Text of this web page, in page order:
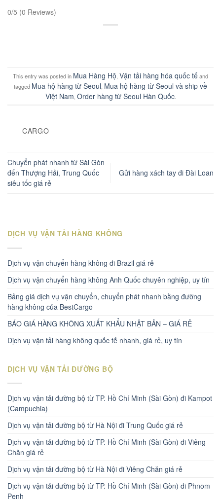
0/5 (0 Reviews)
This entry was posted in Mua Hàng Hộ Vận tải hàng hóa quốc tếand
tagged Mua hộ hàng từ Seoul Mua hộ hàng từ Seoul và ship về
Việt Nam Order hàng từ Seoul Hàn Quốc.
CARGO
Chuyển phát nhanh từ Sài Gòn
đến Thượng Hải, Trung Quốc
siêu tốc giá rẻ
Gửi hàng xách tay đi Đài Loan
DỊCH VỤ VẬN TẢI HÀNG KHÔNG
Dịch vụ vận chuyển hàng không đi Brazil giá rẻ
Dịch vụ vận chuyển hàng không Anh Quốc chuyên nghiệp, uy tín
Bảng giá dịch vụ vận chuyển, chuyển phát nhanh bằng đường
hàng không của BestCargo
BÁO GIÁ HÀNG KHÔNG XUẤT KHẨU NHẬT BẢN – GIÁ RẺ
Dịch vụ vận tải hàng không quốc tế nhanh, giá rẻ, uy tín
DỊCH VỤ VẬN TẢI ĐƯỜNG BỘ
Dịch vụ vận tải đường bộ từ TP. Hồ Chí Minh (Sài Gòn) đi Kampot
(Campuchia)
Dịch vụ vận tải đường bộ từ Hà Nội đi Trung Quốc giá rẻ
Dịch vụ vận tải đường bộ từ TP. Hồ Chí Minh (Sài Gòn) đi Viêng
Chăn giá rẻ
Dịch vụ vận tải đường bộ từ Hà Nội đi Viêng Chăn giá rẻ
Dịch vụ vận tải đường bộ từ TP. Hồ Chí Minh (Sài Gòn) đi Phnom
Penh